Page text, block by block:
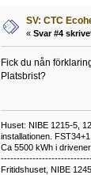
SV: CTC
« Svar #4
Fick du nån
Platsbrist?
Huset: NIBE 1215-5,
installationen.
Ca 5500 kWh i
Fritidshuset, NIBE